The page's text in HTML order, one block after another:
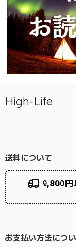
High-Life
送料について
9,800円
お支払い方法につ